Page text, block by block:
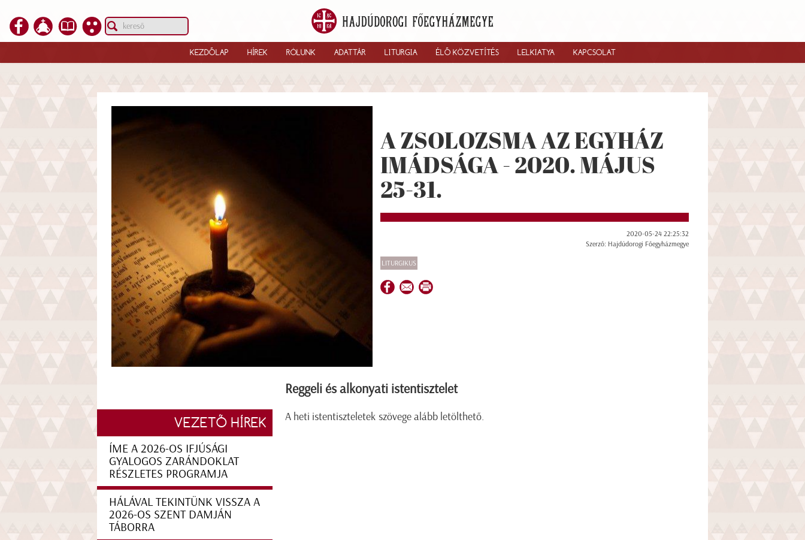
KEZDŐLAP HÍREK RÓLUNK ADATTÁR LITURGIA ÉLŐ KÖZVETÍTÉS LELKIATYA KAPCSOLAT
A ZSOLOZSMA AZ EGYHÁZ
IMÁDSÁGA - 2020. MÁJUS
25-31.
2020-05-24 22:25:32
Szerző: Hajdúdorogi Főegyházmegye
LITURGIKUS
Reggeli és alkonyati istentisztelet
A heti istentiszteletek szövege alább letölthető.
VEZETŐ HÍREK
ÍME A 2026-OS IFJÚSÁGI
GYALOGOS ZARÁNDOKLAT
RÉSZLETES PROGRAMJA
HÁLÁVAL TEKINTÜNK VISSZA A
2026-OS SZENT DAMJÁN
TÁBORRA